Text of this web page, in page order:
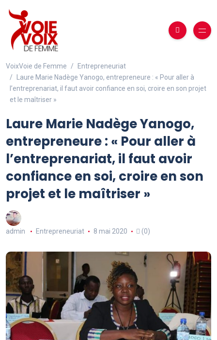
VoixVoie de Femme
Entrepreneuriat
Laure Marie Nadège Yanogo, entrepreneure : « Pour aller à
l’entreprenariat, il faut avoir confiance en soi, croire en son projet
et le maîtriser »
Laure Marie Nadège Yanogo,
entrepreneure : « Pour aller à
l’entreprenariat, il faut avoir
confiance en soi, croire en son
projet et le maîtriser »
admin Entrepreneuriat 8 mai 2020 (0)